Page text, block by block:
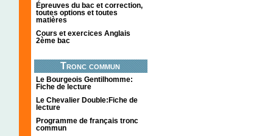
Épreuves du bac et correction,
toutes options et toutes
matières
Cours et exercices Anglais
2ème bac
Tronc commun
Le Bourgeois Gentilhomme:
Fiche de lecture
Le Chevalier Double:Fiche de
lecture
Programme de français tronc
commun